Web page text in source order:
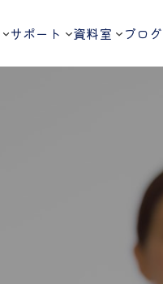
サポート 資料室 ブログ